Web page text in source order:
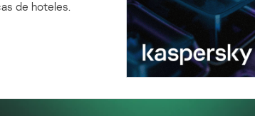
de hoteles.